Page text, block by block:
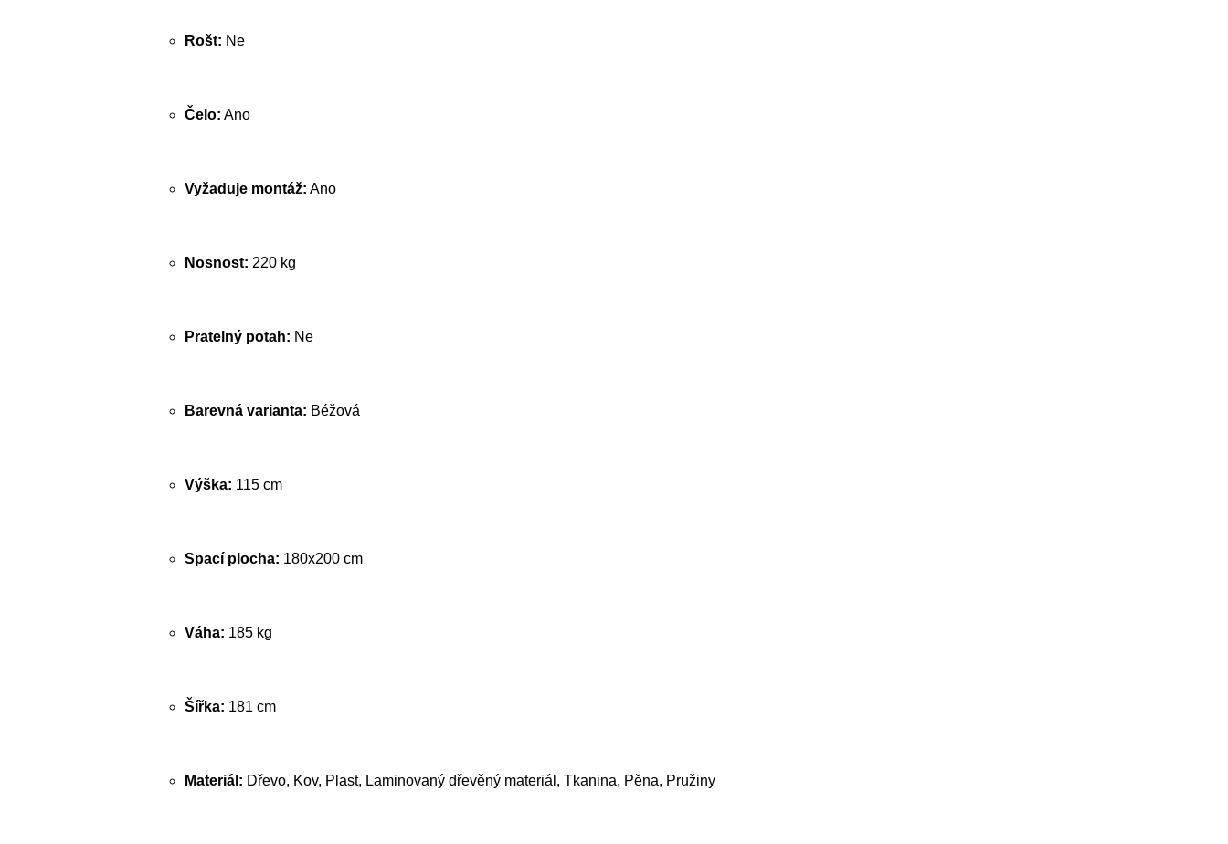
Rošt: Ne
Čelo: Ano
Vyžaduje montáž: Ano
Nosnost: 220 kg
Pratelný potah: Ne
Barevná varianta: Béžová
Výška: 115 cm
Spací plocha: 180x200 cm
Váha: 185 kg
Šířka: 181 cm
Materiál: Dřevo, Kov, Plast, Laminovaný dřevěný materiál, Tkanina, Pěna, Pružiny